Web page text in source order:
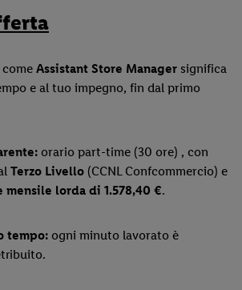
Assistant Store Manager significa
e al tuo impegno, fin dal primo
orario part-time (30 ore) , con
Terzo Livello (CCNL Confcommercio) e
mensile lorda di 1.578,40 €.
tempo: ogni minuto lavorato è